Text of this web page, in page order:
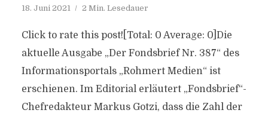
18. Juni 2021 2 Min. Lesedauer
Click to rate this post![Total: 0 Average: 0]Die
aktuelle Ausgabe „Der Fondsbrief Nr. 387“ des
Informationsportals „Rohmert Medien“ ist
erschienen. Im Editorial erläutert „Fondsbrief“-
Chefredakteur Markus Gotzi, dass die Zahl der